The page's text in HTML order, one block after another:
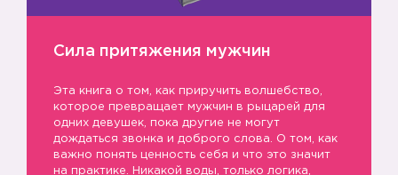
Сила притяжения мужчин
Эта книга о том, как приручить волшебство,
которое превращает мужчин в рыцарей для
одних девушек, пока другие не могут
дождаться звонка и доброго слова. О том, как
важно понять ценность себя и что это значит
на практике. Никакой воды, только логика,